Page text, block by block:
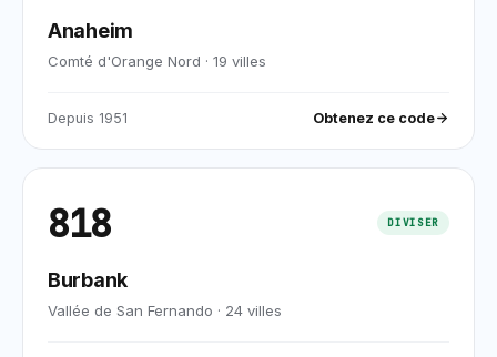
Anaheim
Comté d'Orange Nord · 19 villes
Depuis 1951 Obtenez ce code
818 DIVISER
Burbank
Vallée de San Fernando · 24 villes